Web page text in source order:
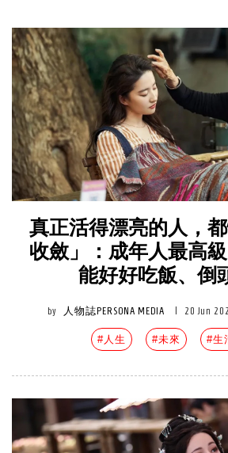
真正活得漂亮的人，
收斂」：成年人最高
能好好吃飯、倒
by 人物誌PERSONA MEDIA 20 Jun
#人生 #未來 #生